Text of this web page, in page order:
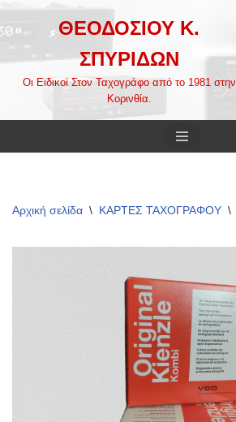
Μεταπηδήστε
στο
περιεχόμενο
ΘΕΟΔΟΣΙΟΥ Κ.
ΣΠΥΡΙΔΩΝ
Οι Ειδικοί Στον Ταχογράφο από το 1981 στην
Κορινθία.
Αρχική σελίδα \ ΚΑΡΤΕΣ ΤΑΧΟΓΡΑΦΟΥ \